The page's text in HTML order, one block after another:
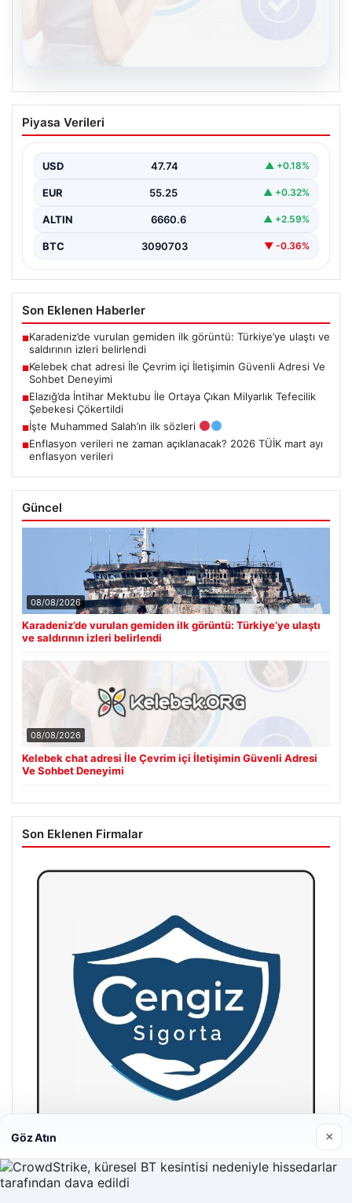
Kelebek chat adresi İle Çevrim içi
İletişimin Güvenli Adresi Ve Sohbet
Dijital çağında bireylerin seviyeli bir şekilde iletişim
Piyasa Verileri
USD 47.74 ▲ +0.18%
EUR 55.25 ▲ +0.32%
ALTIN 6660.6 ▲ +2.59%
BTC 3090703 ▼ -0.36%
Son Eklenen Haberler
■Karadeniz’de vurulan gemiden ilk görüntü: Türkiye’ye ulaştı ve
saldırının izleri belirlendi
■Kelebek chat adresi İle Çevrim içi İletişimin Güvenli Adresi Ve
Sohbet Deneyimi
■Elazığ’da İntihar Mektubu İle Ortaya Çıkan Milyarlık Tefecilik
Şebekesi Çökertildi
■İşte Muhammed Salah’ın ilk sözleri
■Enflasyon verileri ne zaman açıklanacak? 2026 TÜİK mart ayı
enflasyon verileri
Güncel
08/08/2026
Karadeniz’de vurulan gemiden ilk görüntü: Türkiye’ye ulaştı
ve saldırının izleri belirlendi
08/08/2026
Kelebek chat adresi İle Çevrim içi İletişimin Güvenli Adresi
Ve Sohbet Deneyimi
Son Eklenen Firmalar
Hastaş Beton
Göz Atın ×